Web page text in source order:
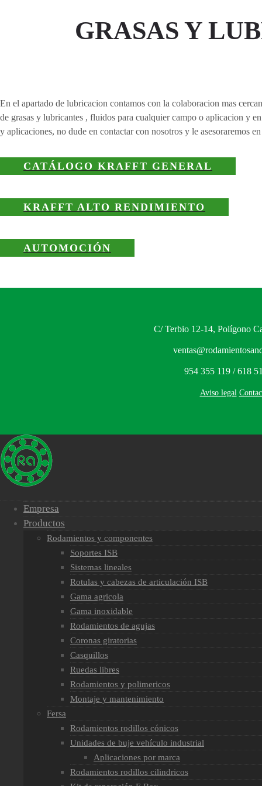
GRASAS Y
En el apartado de lubricacion contamos con la colaboracion mas
de grasas y lubricantes , fluidos para cualquier campo o aplicacion y
y aplicaciones, no dude en contactar con nosotros y le asesoraremos
CATÁLOGO KRAFFT GENERAL
KRAFFT ALTO RENDIMIENTO
AUTOMOCIÓN
C/ Terbio 12-14, Polígono
954 355 119 / 618
Aviso legal
Empresa
Productos
Rodamientos y componentes
Soportes ISB
Sistemas lineales
Rotulas y cabezas de articulación ISB
Gama agricola
Gama inoxidable
Rodamientos de agujas
Coronas giratorias
Casquillos
Ruedas libres
Rodamientos y polimericos
Montaje y mantenimiento
Fersa
Rodamientos rodillos cónicos
Unidades de buje vehículo industrial
Aplicaciones por marca
Rodamientos rodillos cilindricos